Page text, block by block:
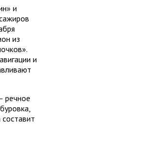
и
из
и
речное